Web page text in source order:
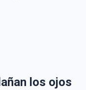
los ojos